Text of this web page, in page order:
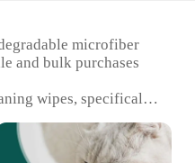
microfiber
and bulk purchases
wipes, specifically
portable, and easy-